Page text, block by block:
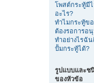
โพสต์กระทู้มี
อะไร?
ทำไมกระทู้ข
ต้องรอการอ
ทำอย่างไรฉัน
ปั้มกระทู้ได้?
รูปแบบและช
ของหัวข้อ